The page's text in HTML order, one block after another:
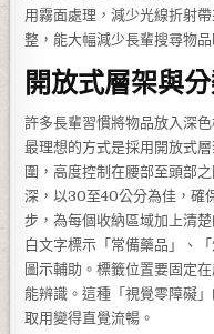
用霧面處理，減少光線折射
整，能大幅減少長輩搜尋物品
開放式層架與
許多長輩習慣將物品放入深
最理想的方式是採用開放式
圍，高度控制在腰部至頭部
深，以30至40公分為佳，確
步，為每個收納區域加上清
白文字標示「常備藥品」、
圖示輔助。標籤位置要固定
能辨識。這種「視覺零障礙
取用變得直覺流暢。